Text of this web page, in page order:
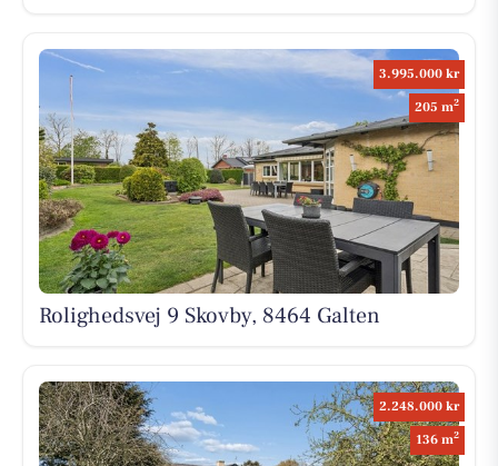
3.995.000 kr
205 m2
Rolighedsvej 9 Skovby, 8464 Galten
2.248.000 kr
136 m2